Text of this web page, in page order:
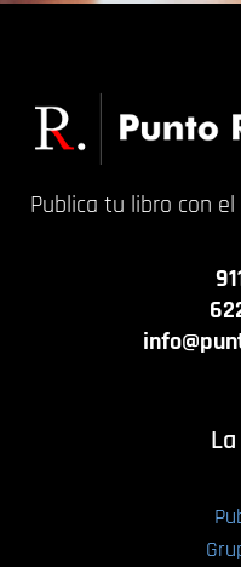
Publica tu libro con